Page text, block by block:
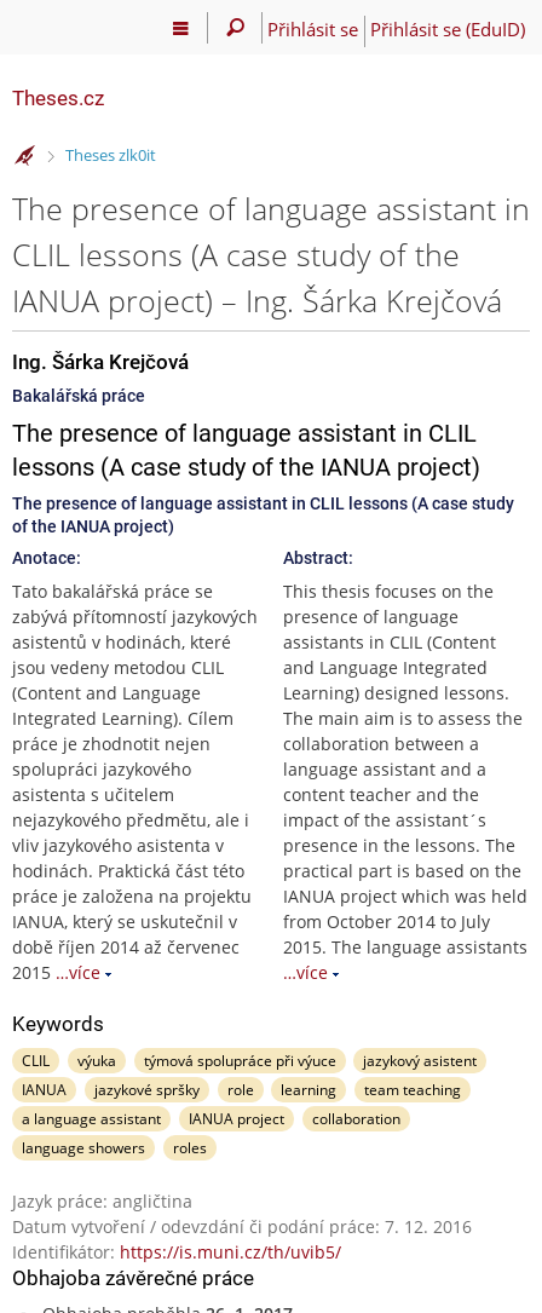
Přihlásit se Přihlásit se (EduID)
Theses.cz
>
Theses zlk0it
The presence of language assistant in
CLIL lessons (A case study of the
IANUA project) – Ing. Šárka Krejčová
Ing. Šárka Krejčová
Bakalářská práce
The presence of language assistant in CLIL
lessons (A case study of the IANUA project)
The presence of language assistant in CLIL lessons (A case study
of the IANUA project)
Anotace:
Tato bakalářská práce se
zabývá přítomností jazykových
asistentů v hodinách, které
jsou vedeny metodou CLIL
(Content and Language
Integrated Learning). Cílem
práce je zhodnotit nejen
spolupráci jazykového
asistenta s učitelem
nejazykového předmětu, ale i
vliv jazykového asistenta v
hodinách. Praktická část této
práce je založena na projektu
IANUA, který se uskutečnil v
době říjen 2014 až červenec
2015 …více
Abstract:
This thesis focuses on the
presence of language
assistants in CLIL (Content
and Language Integrated
Learning) designed lessons.
The main aim is to assess the
collaboration between a
language assistant and a
content teacher and the
impact of the assistant´s
presence in the lessons. The
practical part is based on the
IANUA project which was held
from October 2014 to July
2015. The language assistants
…více
Keywords
CLIL výuka týmová spolupráce při výuce
jazykový asistent
IANUA
jazykové spršky role learning
team teaching
a language assistant
IANUA project
collaboration
language showers
roles
Jazyk práce: angličtina
Datum vytvoření / odevzdání či podání práce: 7. 12. 2016
Identifikátor: https://is.muni.cz/th/uvib5/
Obhajoba závěrečné práce